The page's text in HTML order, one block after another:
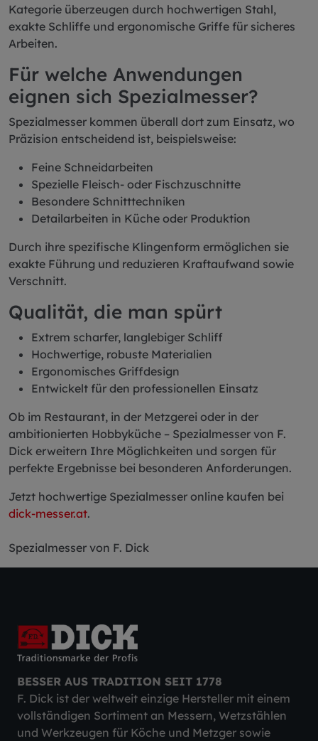
Kategorie überzeugen durch hochwertigen Stahl,
exakte Schliffe und ergonomische Griffe für sicheres
Arbeiten.
Für welche Anwendungen
eignen sich Spezialmesser?
Spezialmesser kommen überall dort zum Einsatz, wo
Präzision entscheidend ist, beispielsweise:
Feine Schneidarbeiten
Spezielle Fleisch- oder Fischzuschnitte
Besondere Schnitttechniken
Detailarbeiten in Küche oder Produktion
Durch ihre spezifische Klingenform ermöglichen sie
exakte Führung und reduzieren Kraftaufwand sowie
Verschnitt.
Qualität, die man spürt
Extrem scharfer, langlebiger Schliff
Hochwertige, robuste Materialien
Ergonomisches Griffdesign
Entwickelt für den professionellen Einsatz
Ob im Restaurant, in der Metzgerei oder in der
ambitionierten Hobbyküche – Spezialmesser von F.
Dick erweitern Ihre Möglichkeiten und sorgen für
perfekte Ergebnisse bei besonderen Anforderungen.
Jetzt hochwertige Spezialmesser online kaufen bei
dick-messer.at.
Spezialmesser von F. Dick
BESSER AUS TRADITION SEIT 1778
F. Dick ist der weltweit einzige Hersteller mit einem
vollständigen Sortiment an Messern, Wetzstählen
und Werkzeugen für Köche und Metzger sowie